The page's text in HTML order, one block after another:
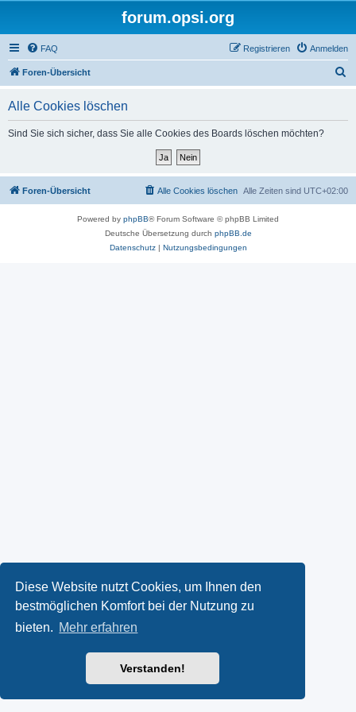
Diese Website nutzt Cookies, um Ihnen den
bestmöglichen Komfort bei der Nutzung zu
bieten. Mehr erfahren
Verstanden!
forum.opsi.org
FAQ Anmelden
Registrieren
Foren-Übersicht
Alle Cookies löschen
Sind Sie sich sicher, dass Sie alle Cookies des Boards löschen möchten?
Foren-Übersicht Alle Zeiten sind UTC+02:00
Alle Cookies löschen
Powered by phpBB® Forum Software © phpBB Limited
Deutsche Übersetzung durch phpBB.de
Datenschutz| Nutzungsbedingungen